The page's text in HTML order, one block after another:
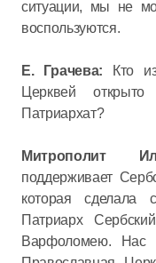
ситуации, мы не
воспользуются.
Е. Грачева: Кто
Церквей открыто
Патриархат?
Митрополит
поддерживает
которая сделала
Патриарх
Варфоломею. Нас